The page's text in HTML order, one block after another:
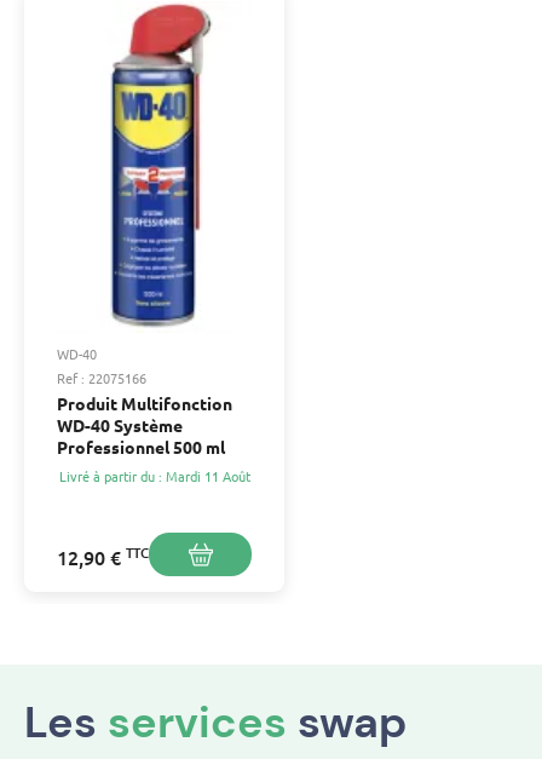
WD-40
Ref : 22075166
Produit Multifonction
WD-40 Système
Professionnel 500 ml
Livré à partir du : Mardi 11 Août
12,90 € TTC
Les services swap